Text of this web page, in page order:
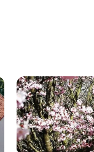
Parker og